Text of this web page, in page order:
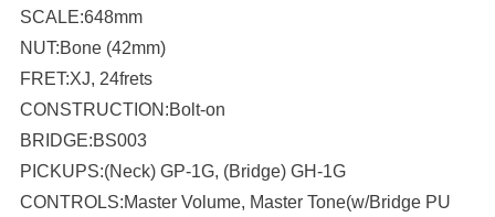
SCALE:648mm
NUT:Bone (42mm)
FRET:XJ, 24frets
CONSTRUCTION:Bolt-on
BRIDGE:BS003
PICKUPS:(Neck) GP-1G, (Bridge) GH-1G
CONTROLS:Master Volume, Master Tone(w/Bridge PU